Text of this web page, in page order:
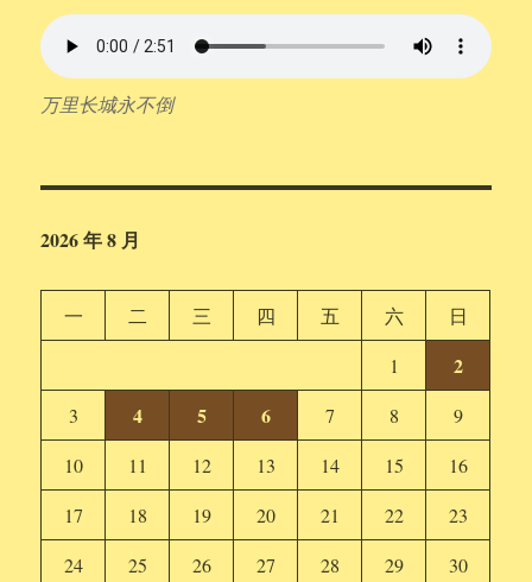
万里长城永不倒
2026 年 8 月
一 二 三 四 五 六
日
1
2
3 4 5 6 7 8
9
10
11 12 13 14 15
16
17
18 19 20 21 22
23
24
25 26 27 28 29
30